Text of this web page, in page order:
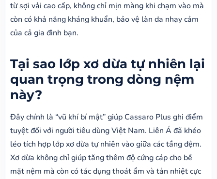
từ sợi vải cao cấp, không chỉ mịn màng khi chạm vào mà
còn có khả năng kháng khuẩn, bảo vệ làn da nhạy cảm
của cả gia đình bạn.
Tại sao lớp xơ dừa tự nhiên lại
quan trọng trong dòng nệm
này?
Đây chính là “vũ khí bí mật” giúp Cassaro Plus ghi điểm
tuyệt đối với người tiêu dùng Việt Nam. Liên Á đã khéo
léo tích hợp lớp xơ dừa tự nhiên vào giữa các tầng đệm.
Xơ dừa không chỉ giúp tăng thêm độ cứng cáp cho bề
mặt nệm mà còn có tác dụng thoát ẩm và tản nhiệt cực